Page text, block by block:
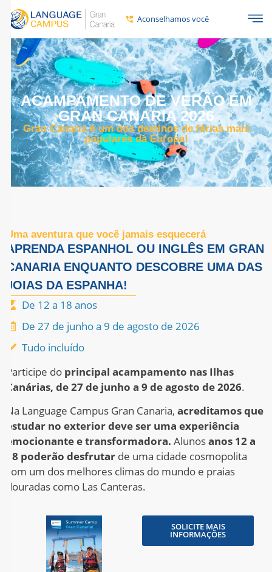
Aconselhamos você
ACAMPAMENTO DE VERÃO EM
GRAN CANARIA 2026
Gran Canaria é um dos destinos de férias mais
populares da Europa!
Uma aventura que você jamais esquecerá
APRENDA ESPANHOL OU INGLÊS EM GRAN
CANARIA ENQUANTO DESCOBRE UMA DAS
JOIAS DA ESPANHA!
De 12 a 18 anos
De 27 de junho a 9 de agosto de 2026
Tudo incluído
Participe do principal acampamento nas Ilhas
Canárias, de27 de junho a 9 de agosto de 2026.
Na Language Campus Gran Canaria, acreditamos que
estudar no exterior deve ser uma experiência
emocionante e transformadora. Alunosanos 12 a
18 poderão desfrutar de uma cidade cosmopolita
com um dos melhores climas do mundo e praias
douradas como Las Canteras.
SOLICITE MAIS
INFORMAÇÕES